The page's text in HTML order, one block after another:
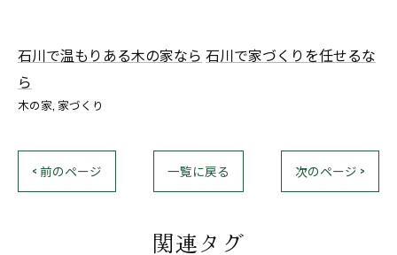
石川で温もりある木の家なら 石川で家づくりを任せるな
ら
木の家 家づくり
< 前のページ 一覧に戻る 次のページ >
関連タグ